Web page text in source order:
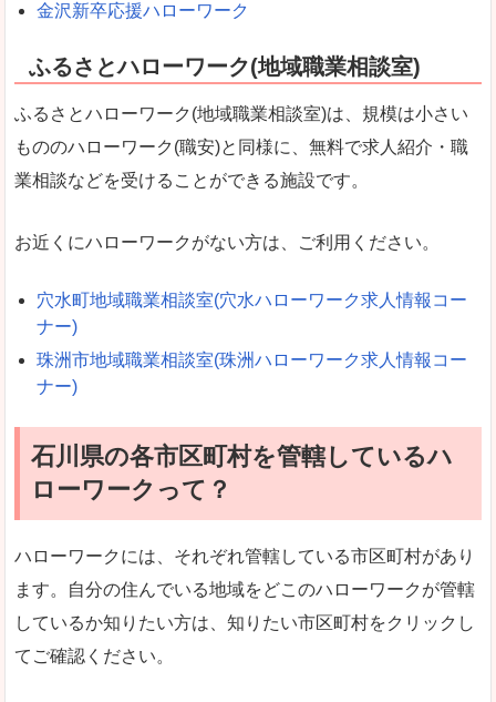
金沢新卒応援ハローワーク
ふるさとハローワーク(地域職業相談室)
ふるさとハローワーク(地域職業相談室)は、規模は小さい
もののハローワーク(職安)と同様に、無料で求人紹介・職
業相談などを受けることができる施設です。
お近くにハローワークがない方は、ご利用ください。
穴水町地域職業相談室(穴水ハローワーク求人情報コー
ナー)
珠洲市地域職業相談室(珠洲ハローワーク求人情報コー
ナー)
石川県の各市区町村を管轄しているハ
ローワークって？
ハローワークには、それぞれ管轄している市区町村があり
ます。自分の住んでいる地域をどこのハローワークが管轄
しているか知りたい方は、知りたい市区町村をクリックし
てご確認ください。